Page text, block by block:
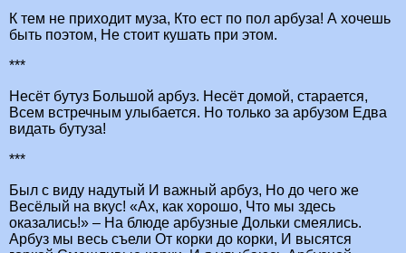
К тем не приходит муза, Кто ест по пол арбуза! А хочешь
быть поэтом, Не стоит кушать при этом.
***
Несёт бутуз Большой арбуз. Несёт домой, старается,
Всем встречным улыбается. Но только за арбузом Едва
видать бутуза!
***
Был с виду надутый И важный арбуз, Но до чего же
Весёлый на вкус! «Ах, как хорошо, Что мы здесь
оказались!» – На блюде арбузные Дольки смеялись.
Арбуз мы весь съели От корки до корки, И высятся